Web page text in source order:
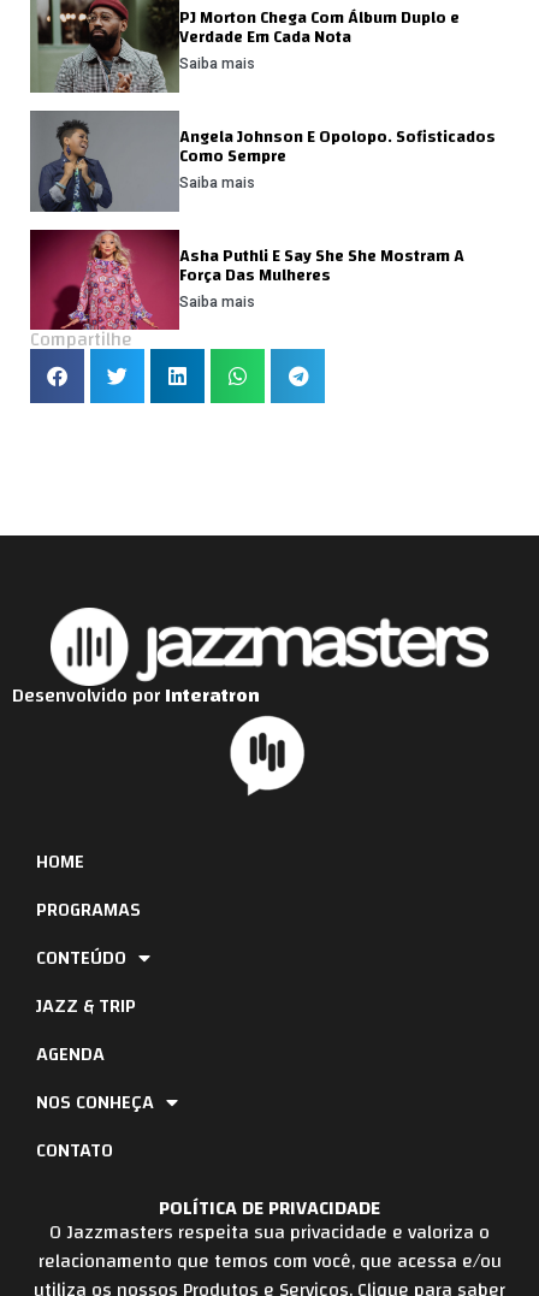
PJ Morton Chega Com Álbum Duplo e
Verdade Em Cada Nota
Saiba mais
Angela Johnson E Opolopo. Sofisticados
Como Sempre
Saiba mais
Asha Puthli E Say She She Mostram A
Força Das Mulheres
Saiba mais
Compartilhe
POLÍTICA DE PRIVACIDADE
O Jazzmasters respeita sua privacidade e valoriza o
relacionamento que temos com você, que acessa e/ou
HOME
PROGRAMAS
CONTEÚDO
JAZZ & TRIP
AGENDA
NOS CONHEÇA
CONTATO
Desenvolvido porInteratron